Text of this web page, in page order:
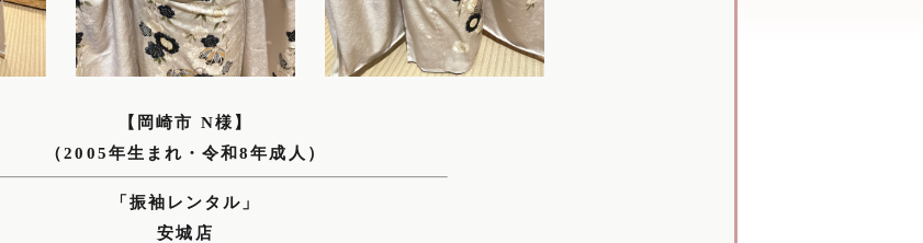
【岡崎市 N様】
（2005年生まれ・令和8年成人）
「振袖レンタル」
安城店